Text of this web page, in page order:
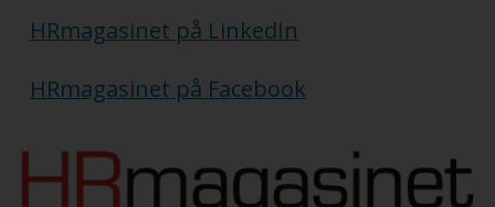
HRmagasinet på LinkedIn
HRmagasinet på Facebook